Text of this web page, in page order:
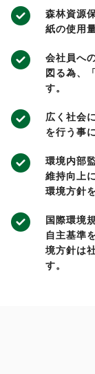
森林資源
紙の使用
会社員へ
図る為、
す。
広く社会
を行う事
環境内部
維持向上
環境方針
国際環境
自主基準
境方針は
す。